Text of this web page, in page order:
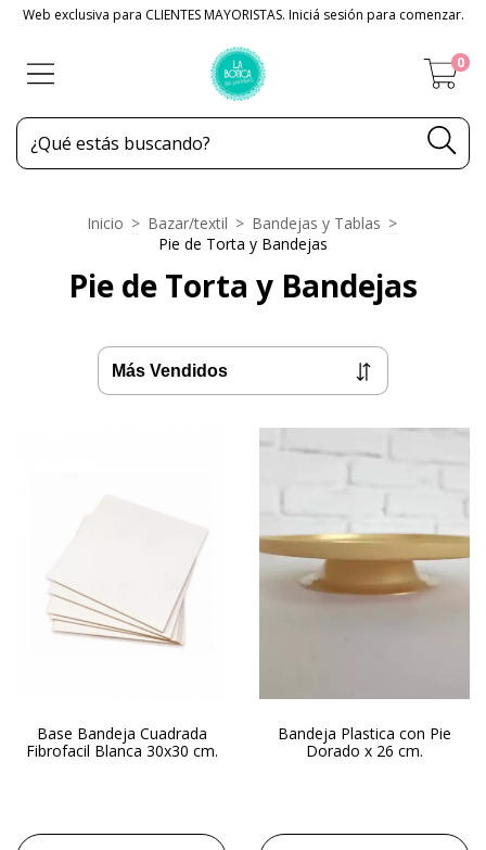
Web exclusiva para CLIENTES MAYORISTAS. Iniciá sesión para comenzar.
0
Inicio > Bazar/textil > Bandejas y Tablas >
Pie de Torta y Bandejas
Pie de Torta y Bandejas
Base Bandeja Cuadrada
Fibrofacil Blanca 30x30 cm.
Bandeja Plastica con Pie
Dorado x 26 cm.